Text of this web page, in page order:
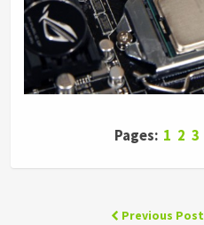
Pages: 1 2 3
Previous Post